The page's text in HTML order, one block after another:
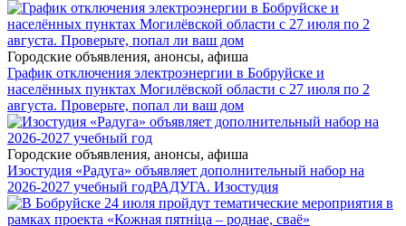
Городские объявления, анонсы, афиша
График отключения электроэнергии в Бобруйске и
населённых пунктах Могилёвской области с 27 июля по 2
августа. Проверьте, попал ли ваш дом
Городские объявления, анонсы, афиша
Изостудия «Радуга» объявляет дополнительный набор на
2026-2027 учебный годРАДУГА. Изостудия